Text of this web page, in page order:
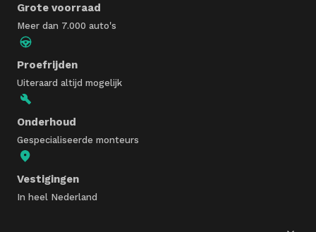
Grote voorraad
Meer dan 7.000 auto's
Proefrijden
Uiteraard altijd mogelijk
Onderhoud
Gespecialiseerde monteurs
Vestigingen
In heel Nederland